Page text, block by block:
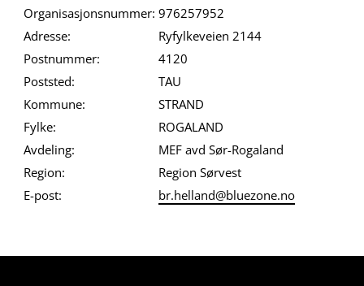
Organisasjonsnummer: 976257952
Adresse:
Ryfylkeveien 2144
Postnummer:
4120
Poststed:
TAU
Kommune:
STRAND
Fylke:
ROGALAND
Avdeling:
MEF avd Sør-Rogaland
Region:
Region Sørvest
E-post:
br.helland@bluezone.no